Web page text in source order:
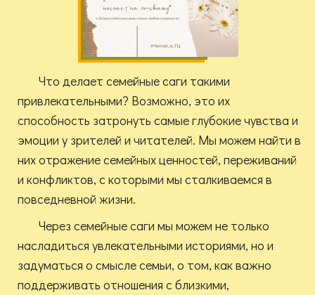
Что делает семейные саги такими
привлекательными? Возможно, это их
способность затронуть самые глубокие чувства и
эмоции у зрителей и читателей. Мы можем найти в
них отражение семейных ценностей, переживаний
и конфликтов, с которыми мы сталкиваемся в
повседневной жизни.
Через семейные саги мы можем не только
насладиться увлекательными историями, но и
задуматься о смысле семьи, о том, как важно
поддерживать отношения с близкими,